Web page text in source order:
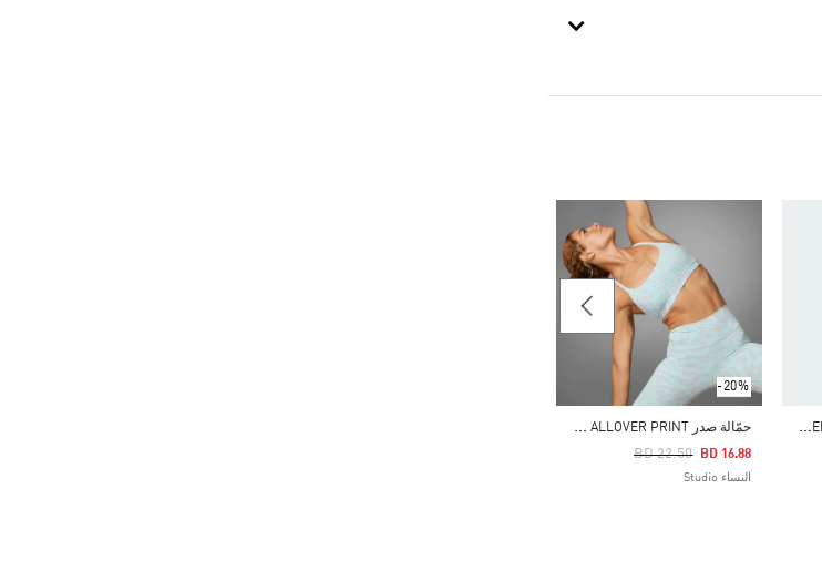
ح
مالة صدر OPTIME ESSENTIALS WORKOUT MEDIUM SUPPORT
-20%
ح
مّالة صدر ALL ME LIGHT-SUPPORT ALLOVER PRINT
Price Reduced From
BD 22.50
To BD 16.88
النساء Studio